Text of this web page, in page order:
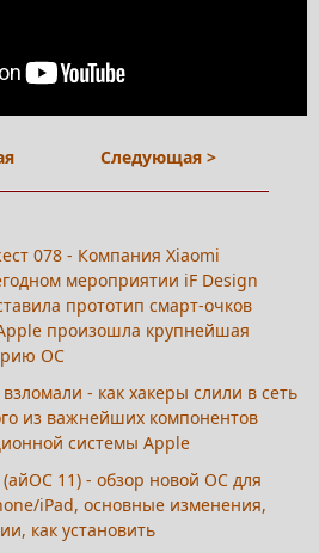
Следующая >
078 - Компания Xiaomi
мероприятии iF Design
прототип смарт-очков
произошла крупнейшая
OC
взломали - как хакеры слили в сеть
из важнейших компонентов
системы Apple
(айОС 11) - обзор новой ОС для
iPad, основные изменения,
как установить